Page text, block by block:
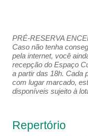
PRÉ-RESERVA
Caso não tenha
pela internet, você
recepção do Espaço
a partir das 18h. Cada
com lugar marcado,
disponíveis sujeito à
Repertório